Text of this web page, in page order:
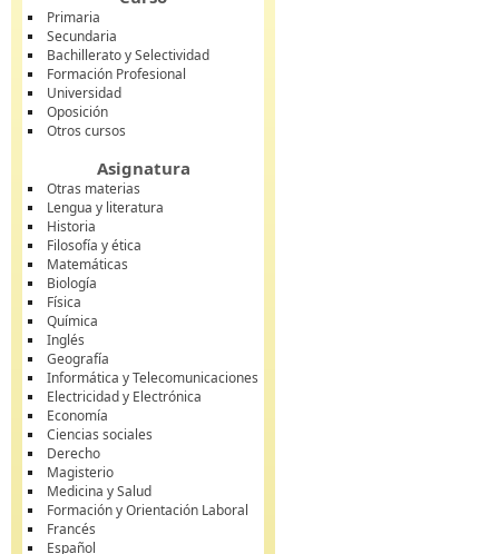
Primaria
Secundaria
Bachillerato y Selectividad
Formación Profesional
Universidad
Oposición
Otros cursos
Asignatura
Otras materias
Lengua y literatura
Historia
Filosofía y ética
Matemáticas
Biología
Física
Química
Inglés
Geografía
Informática y Telecomunicaciones
Electricidad y Electrónica
Economía
Ciencias sociales
Derecho
Magisterio
Medicina y Salud
Formación y Orientación Laboral
Francés
Español